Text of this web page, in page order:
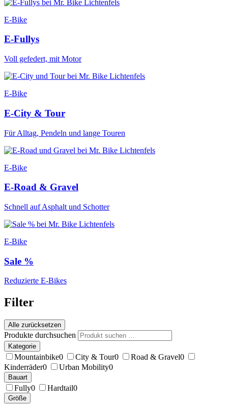
E-Bike
E-Fullys
Voll gefedert, mit Motor
E-Bike
E-City & Tour
Für Alltag, Pendeln und lange Touren
E-Bike
E-Road & Gravel
Schnell auf Asphalt und Schotter
E-Bike
Sale %
Reduzierte E-Bikes
Filter
Alle zurücksetzen
Produkte durchsuchen
Kategorie
Mountainbike0 City & Tour0 Road & Gravel0
Kinderräder0 Urban Mobility0
Bauart
Fully0 Hardtail0
Größe